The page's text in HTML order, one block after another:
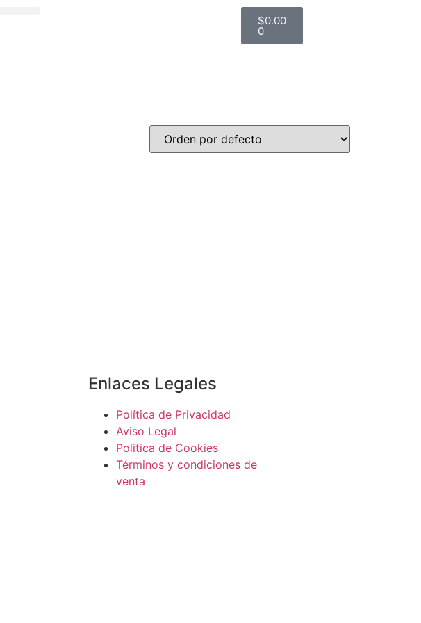
$0.00
0
Enlaces Legales
Política de Privacidad
Aviso Legal
Politica de Cookies
Términos y condiciones de
venta